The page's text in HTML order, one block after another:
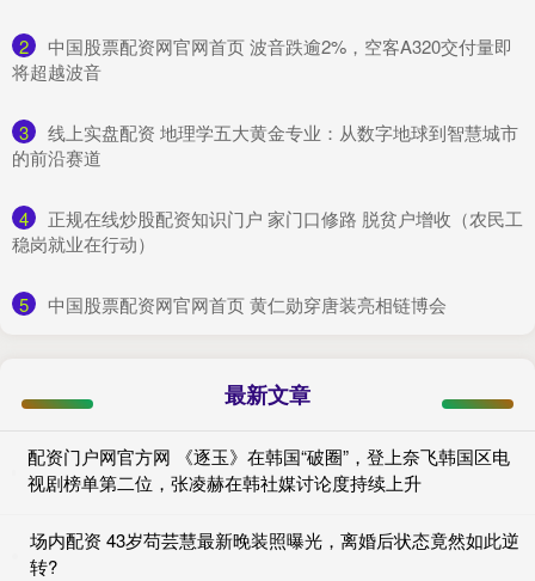
2
​中国股票配资网官网首页 波音跌逾2%，空客A320交付量即
将超越波音
3
​线上实盘配资 地理学五大黄金专业：从数字地球到智慧城市
的前沿赛道
4
​正规在线炒股配资知识门户 家门口修路 脱贫户增收（农民工
稳岗就业在行动）
5 ​中国股票配资网官网首页 黄仁勋穿唐装亮相链博会
最新文章
配资门户网官方网 《逐玉》在韩国“破圈”，登上奈飞韩国区电
视剧榜单第二位，张凌赫在韩社媒讨论度持续上升
场内配资 43岁苟芸慧最新晚装照曝光，离婚后状态竟然如此逆
转?